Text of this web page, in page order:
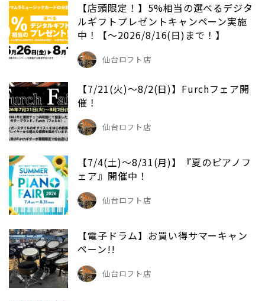
【店頭限定！】5%相当の選べるデジタ
ルギフトプレゼントキャンペーン実施
中！【～2026/8/16(日)まで！】
仙台ロフト店
【7/21(火)～8/2(日)】Furchフェア開
催！
仙台ロフト店
【7/4(土)～8/31(月)】『夏のピアノフ
ェア』開催中！
仙台ロフト店
【電子ドラム】お買い得サマーキャン
ペーン!!
仙台ロフト店